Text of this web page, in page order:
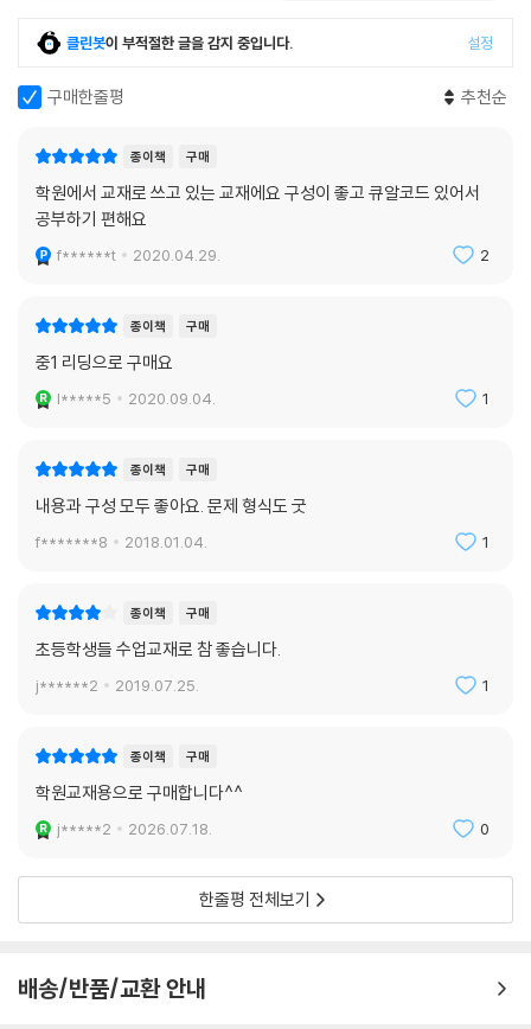
클린봇이 부적절한 글을 감지 중입니다. 설정
구매한줄평 추천순
종이책 구매
학원에서 교재로 쓰고 있는 교재에요 구성이 좋고 큐알코드 있어서
공부하기 편해요
f******t 2020.04.29. 2
종이책 구매
중1 리딩으로 구매요
l*****5 2020.09.04. 1
종이책 구매
내용과 구성 모두 좋아요. 문제 형식도 굿
f*******8 2018.01.04. 1
종이책 구매
초등학생들 수업교재로 참 좋습니다.
j******2 2019.07.25. 1
종이책 구매
학원교재용으로 구매합니다^^
j*****2 2026.07.18. 0
한줄평 전체보기
배송/반품/교환 안내